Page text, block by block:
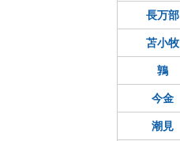
長万部
苫小牧
鶉
今金
潮見